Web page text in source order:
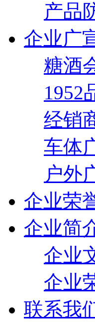
产品
企业广
糖酒
1952
经销
车体
户外
企业荣
企业简
企业
企业
联系我